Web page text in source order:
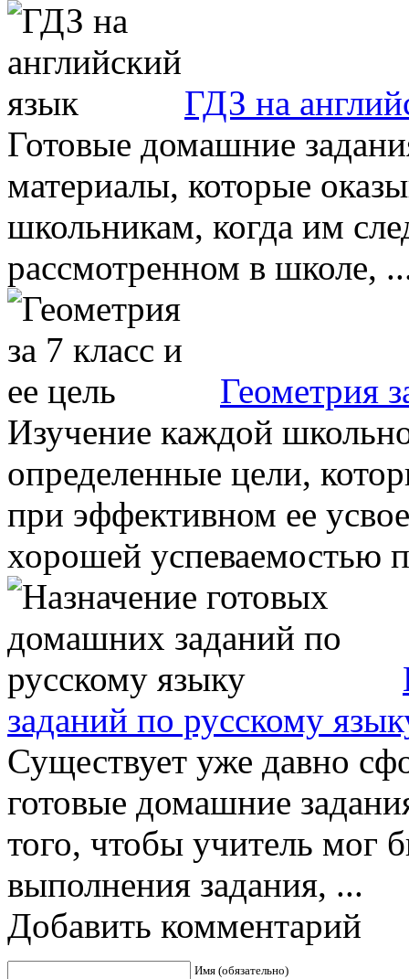
ГДЗ на
Готовые домашние
материалы, которые
школьникам, когда им
рассмотренном в школе,
Геометрия
Изучение каждой
определенные цели,
при эффективном ее
хорошей успеваемостью
заданий по русскому
Существует уже давно
готовые домашние
того, чтобы учитель мог
выполнения задания, ...
Добавить комментарий
Имя (обязательно)